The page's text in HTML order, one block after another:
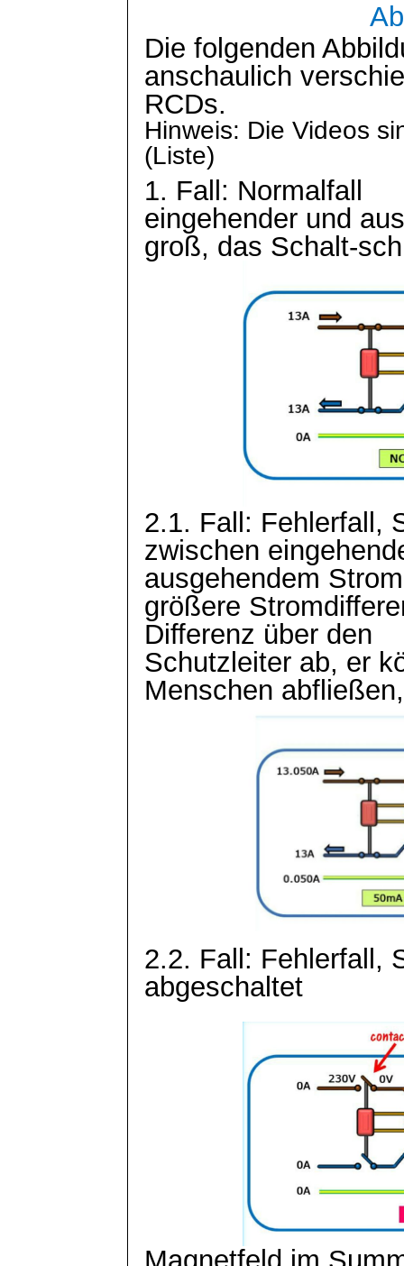
Die folgenden
anschaulich
RCDs.
Hinweis: Die Videos
(Liste)
1. Fall: Normalfall
eingehender und
groß, das Schalt-
2.1. Fall: Fehlerfall,
zwischen
ausgehendem
größere
Differenz über den
Schutzleiter ab, er
Menschen
2.2. Fall: Fehlerfall,
abgeschaltet